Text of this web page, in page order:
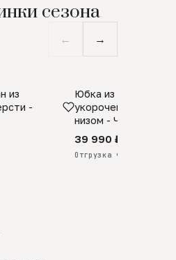
сезона
← →
из
-
ПРЕДЗАКАЗ
Юбка из
укороченная с
низом - Черный
39 990 ₽
Отгрузка через 25 дней